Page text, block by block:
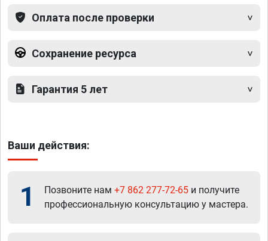
Оплата после проверки
Сохранение ресурса
Гарантия 5 лет
Ваши действия:
1 Позвоните нам +7 862 277-72-65 и получите
профессиональную консультацию у мастера.